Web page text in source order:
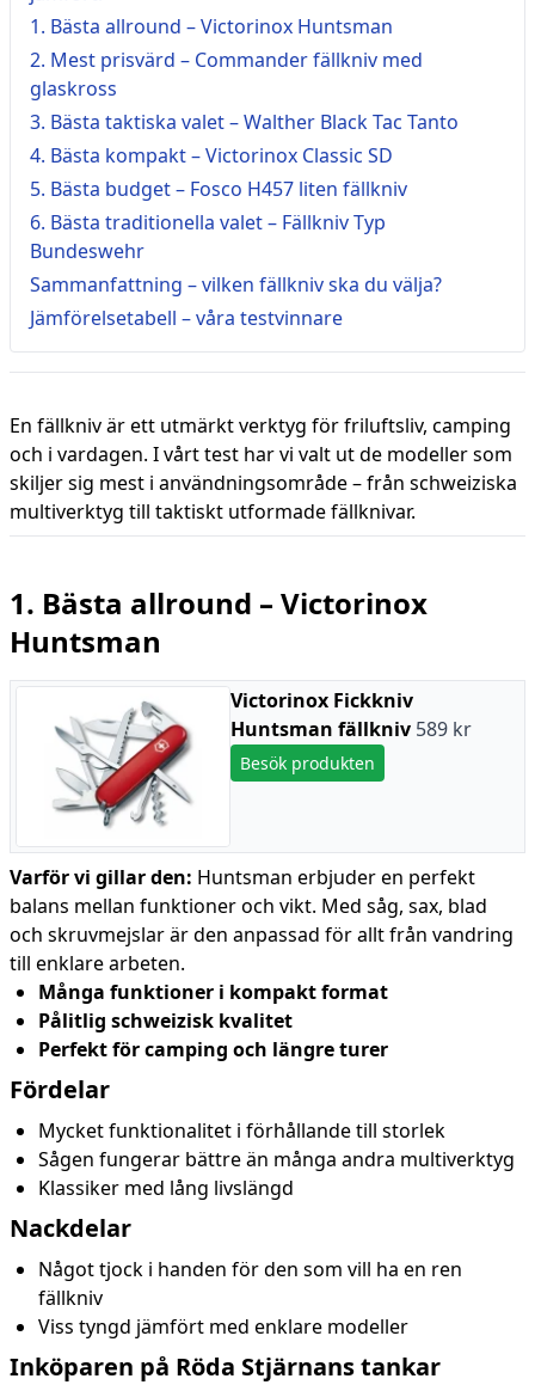
1. Bästa allround – Victorinox Huntsman
2. Mest prisvärd – Commander fällkniv med
glaskross
3. Bästa taktiska valet – Walther Black Tac Tanto
4. Bästa kompakt – Victorinox Classic SD
5. Bästa budget – Fosco H457 liten fällkniv
6. Bästa traditionella valet – Fällkniv Typ
Bundeswehr
Sammanfattning – vilken fällkniv ska du välja?
Jämförelsetabell – våra testvinnare
En fällkniv är ett utmärkt verktyg för friluftsliv, camping
och i vardagen. I vårt test har vi valt ut de modeller som
skiljer sig mest i användningsområde – från schweiziska
multiverktyg till taktiskt utformade fällknivar.
1. Bästa allround – Victorinox
Huntsman
Victorinox Fickkniv
Huntsman fällkniv 589 kr
Besök produkten
Varför vi gillar den: Huntsman erbjuder en perfekt
balans mellan funktioner och vikt. Med såg, sax, blad
och skruvmejslar är den anpassad för allt från vandring
till enklare arbeten.
Många funktioner i kompakt format
Pålitlig schweizisk kvalitet
Perfekt för camping och längre turer
Fördelar
Mycket funktionalitet i förhållande till storlek
Sågen fungerar bättre än många andra multiverktyg
Klassiker med lång livslängd
Nackdelar
Något tjock i handen för den som vill ha en ren
fällkniv
Viss tyngd jämfört med enklare modeller
Inköparen på Röda Stjärnans tankar